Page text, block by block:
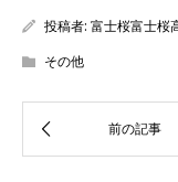
投稿者: 富士桜富士桜
その他